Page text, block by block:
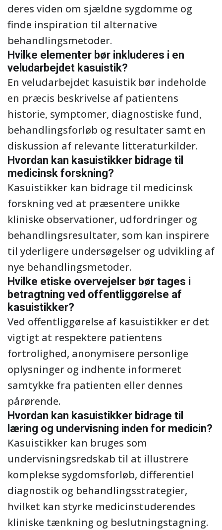
deres viden om sjældne sygdomme og
finde inspiration til alternative
behandlingsmetoder.
Hvilke elementer bør inkluderes i en
veludarbejdet kasuistik?
En veludarbejdet kasuistik bør indeholde
en præcis beskrivelse af patientens
historie, symptomer, diagnostiske fund,
behandlingsforløb og resultater samt en
diskussion af relevante litteraturkilder.
Hvordan kan kasuistikker bidrage til
medicinsk forskning?
Kasuistikker kan bidrage til medicinsk
forskning ved at præsentere unikke
kliniske observationer, udfordringer og
behandlingsresultater, som kan inspirere
til yderligere undersøgelser og udvikling af
nye behandlingsmetoder.
Hvilke etiske overvejelser bør tages i
betragtning ved offentliggørelse af
kasuistikker?
Ved offentliggørelse af kasuistikker er det
vigtigt at respektere patientens
fortrolighed, anonymisere personlige
oplysninger og indhente informeret
samtykke fra patienten eller dennes
pårørende.
Hvordan kan kasuistikker bidrage til
læring og undervisning inden for medicin?
Kasuistikker kan bruges som
undervisningsredskab til at illustrere
komplekse sygdomsforløb, differentiel
diagnostik og behandlingsstrategier,
hvilket kan styrke medicinstuderendes
kliniske tænkning og beslutningstagning.